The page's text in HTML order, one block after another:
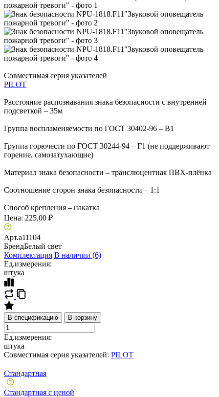
Совместимая серия указателей
PILOT
Расстояние распознавания знака безопасности с внутренней
подсветкой – 35м
Группа воспламеняемости по ГОСТ 30402-96 – В1
Группа горючести по ГОСТ 30244-94 – Г1 (не поддерживают
горение, самозатухающие)
Материал знака безопасности – транслюцентная ПВХ-плёнка
Соотношение сторон знака безопасности – 1:1
Способ крепления – накатка
Цена: 225,00 ₽
Арт.a11104
БрендБелый свет
Комплектация В наличии (6)
Ед.измерения:
штука
В спецификацию В корзину
Ед.измерения:
штука
Совместимая серия указателей: PILOT
Стандартная
Стандартная с ценой